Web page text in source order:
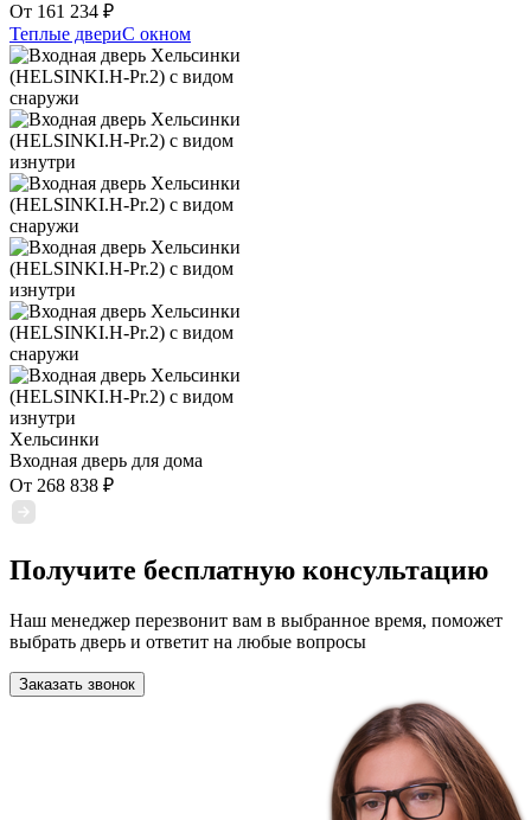
От 161 234 ₽
Теплые двериС окном
Хельсинки
Входная дверь для дома
От 268 838 ₽
Получите бесплатную консультацию
Наш менеджер перезвонит вам в выбранное время, поможет
выбрать дверь и ответит на любые вопросы
Заказать звонок